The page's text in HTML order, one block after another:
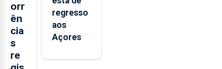
orr
ên
cia
s
re
regresso
aos
Açores